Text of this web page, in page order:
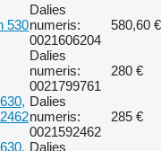
530
Dalies
numeris:
0021606204
580,60 €
Dalies
numeris:
0021799761
280 €
Dalies
numeris:
0021592462
285 €
Dalies